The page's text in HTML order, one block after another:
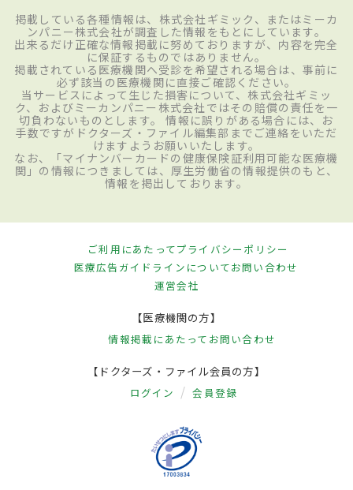
掲載している各種情報は、株式会社ギミック、またはミーカ
ンパニー株式会社が調査した情報をもとにしています。
出来るだけ正確な情報掲載に努めておりますが、内容を完全
に保証するものではありません。
掲載されている医療機関へ受診を希望される場合は、事前に
必ず該当の医療機関に直接ご確認ください。
当サービスによって生じた損害について、株式会社ギミッ
ク、およびミーカンパニー株式会社ではその賠償の責任を一
切負わないものとします。 情報に誤りがある場合には、お
手数ですがドクターズ・ファイル編集部までご連絡をいただ
けますようお願いいたします。
なお、「マイナンバーカードの健康保険証利用可能な医療機
関」の情報につきましては、厚生労働省の情報提供のもと、
情報を掲出しております。
ご利用にあたってプライバシーポリシー
医療広告ガイドラインについてお問い合わせ
運営会社
【医療機関の方】
情報掲載にあたって お問い合わせ
【ドクターズ・ファイル会員の方】
ログイン 会員登録